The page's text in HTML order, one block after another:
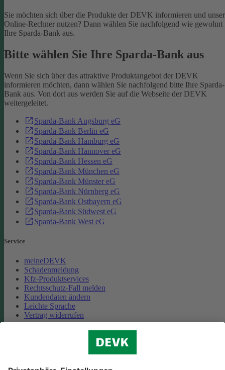
Sie möchten sich über die Produkte der DEVK informieren und
Online-Rechner nutzen? Dann wählen Sie nachfolgend wie gewohnt
Ihre Sparda-Bank aus.
Bitte wählen Sie Ihre Sparda-Bank aus
Wenn Sie sich über das attraktive Produktangebot der DEVK
informieren möchten, dann wählen Sie nachfolgend bitte Ihre Sparda-
Bank aus. Von dort aus werden Sie auf die Webseite der DEVK
weitergeleitet.
Sparda-Bank Augsburg eG
Sparda-Bank Berlin eG
Sparda-Bank Hamburg eG
Sparda-Bank Hannover eG
Sparda-Bank Hessen eG
Sparda-Bank München eG
Sparda-Bank Münster eG
Sparda-Bank Nürnberg eG
Sparda-Bank Ostbayern eG
Sparda-Bank Südwest eG
Sparda-Bank West eG
Service
meineDEVK
Schadenmeldung
Kfz-Produktservices
Rechtsschutz-Fall melden
Kundendaten ändern
Leichte Sprache
Vertrag widerrufen